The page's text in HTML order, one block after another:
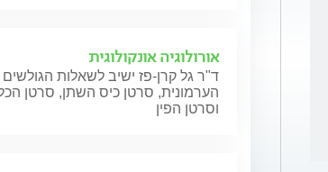
אורולוגיה אונקולוגית
ד"ר גל קרן-פז ישיב לשאלות
הערמונית, סרטן כיס השתן, סרטן
וסרטן הפין